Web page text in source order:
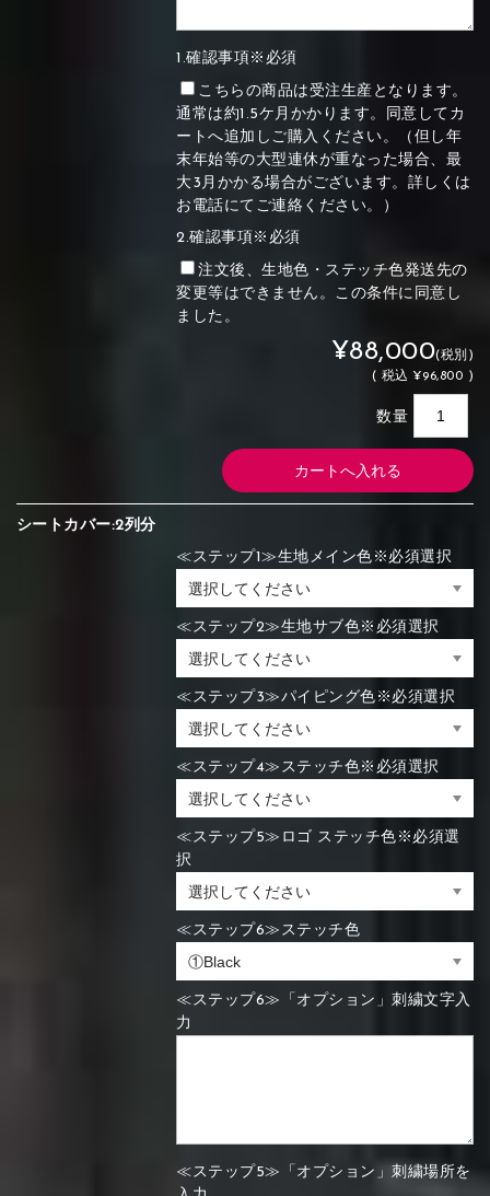
1.確認事項※必須
こちらの商品は受注生産となります。
通常は約1.5ケ月かかります。同意してカ
ートへ追加しご購入ください。（但し年
末年始等の大型連休が重なった場合、最
大3月かかる場合がございます。詳しくは
お電話にてご連絡ください。）
2.確認事項※必須
注文後、生地色・ステッチ色発送先の
変更等はできません。この条件に同意し
ました。
¥88,000(税別)
( 税込 ¥96,800 )
数量
シートカバー:2列分
≪ステップ1≫生地メイン色※必須選択
≪ステップ2≫生地サブ色※必須選択
≪ステップ3≫パイピング色※必須選択
≪ステップ4≫ステッチ色※必須選択
≪ステップ5≫ロゴ ステッチ色※必須選
択
≪ステップ6≫ステッチ色
≪ステップ6≫「オプション」刺繍文字入
力
≪ステップ5≫「オプション」刺繍場所を